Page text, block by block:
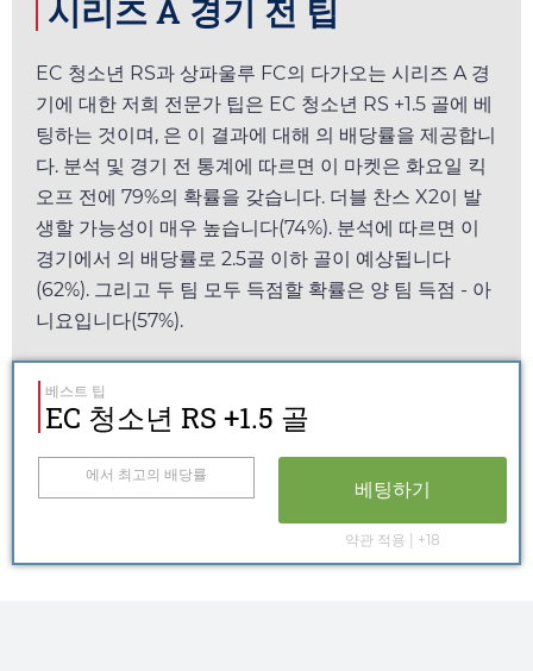
시리즈 A 경기 전 팁
EC 청소년 RS과 상파울루 FC의 다가오는 시리즈 A 경
기에 대한 저희 전문가 팁은 EC 청소년 RS +1.5 골에 베
팅하는 것이며, 은 이 결과에 대해 의 배당률을 제공합니
다. 분석 및 경기 전 통계에 따르면 이 마켓은 화요일 킥
오프 전에 79%의 확률을 갖습니다. 더블 찬스 X2이 발
생할 가능성이 매우 높습니다(74%). 분석에 따르면 이
경기에서 의 배당률로 2.5골 이하 골이 예상됩니다
(62%). 그리고 두 팀 모두 득점할 확률은 양 팀 득점 - 아
니요입니다(57%).
베스트 팁
EC 청소년 RS +1.5 골
에서 최고의 배당률
베팅하기
약관 적용 | +18